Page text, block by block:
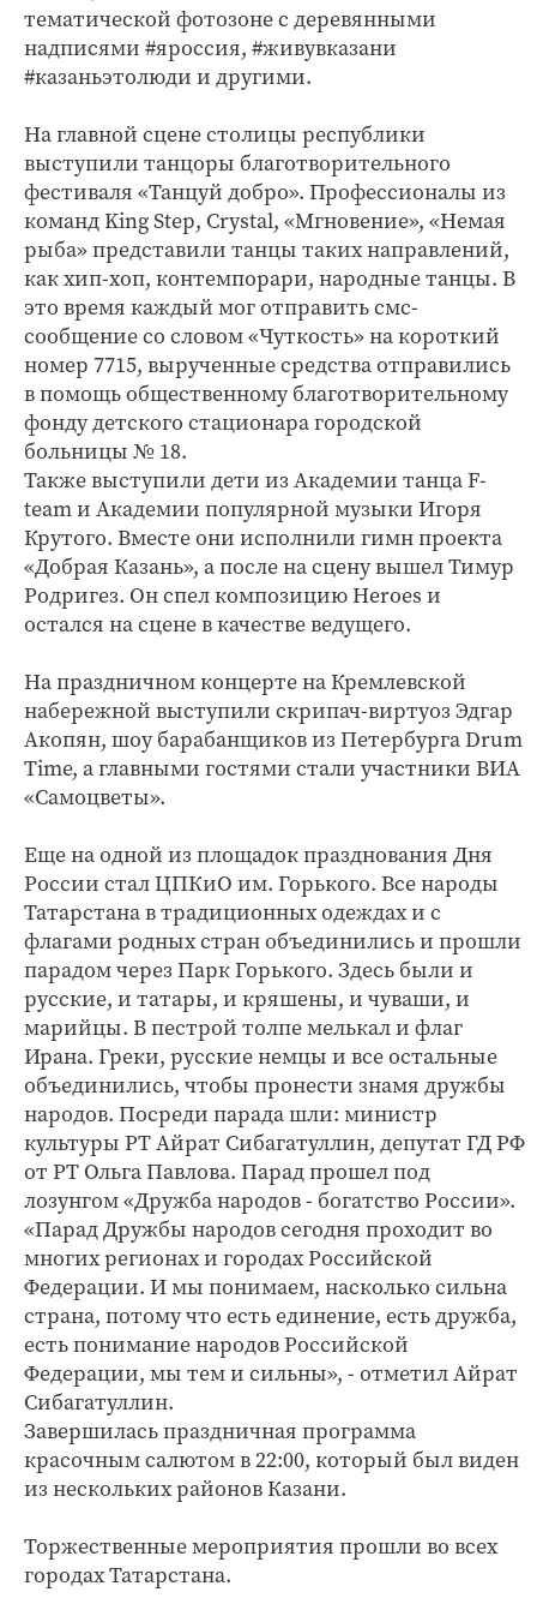
тематической фотозоне с деревянными
надписями #яроссия, #живувказани
#казаньэтолюди и другими.
На главной сцене столицы республики
выступили танцоры благотворительного
фестиваля «Танцуй добро». Профессионалы из
команд King Step, Crystal, «Мгновение», «Немая
рыба» представили танцы таких направлений,
как хип-хоп, контемпорари, народные танцы. В
это время каждый мог отправить смс-
сообщение со словом «Чуткость» на короткий
номер 7715, вырученные средства отправились
в помощь общественному благотворительному
фонду детского стационара городской
больницы № 18.
Также выступили дети из Академии танца F-
team и Академии популярной музыки Игоря
Крутого. Вместе они исполнили гимн проекта
«Добрая Казань», а после на сцену вышел Тимур
Родригез. Он спел композицию Heroes и
остался на сцене в качестве ведущего.
На праздничном концерте на Кремлевской
набережной выступили скрипач-виртуоз Эдгар
Акопян, шоу барабанщиков из Петербурга Drum
Time, а главными гостями стали участники ВИА
«Самоцветы».
Еще на одной из площадок празднования Дня
России стал ЦПКиО им. Горького. Все народы
Татарстана в традиционных одеждах и с
флагами родных стран объединились и прошли
парадом через Парк Горького. Здесь были и
русские, и татары, и кряшены, и чуваши, и
марийцы. В пестрой толпе мелькал и флаг
Ирана. Греки, русские немцы и все остальные
объединились, чтобы пронести знамя дружбы
народов. Посреди парада шли: министр
культуры РТ Айрат Сибагатуллин, депутат ГД РФ
от РТ Ольга Павлова. Парад прошел под
лозунгом «Дружба народов - богатство России».
«Парад Дружбы народов сегодня проходит во
многих регионах и городах Российской
Федерации. И мы понимаем, насколько сильна
страна, потому что есть единение, есть дружба,
есть понимание народов Российской
Федерации, мы тем и сильны», - отметил Айрат
Сибагатуллин.
Завершилась праздничная программа
красочным салютом в 22:00, который был виден
из нескольких районов Казани.
Торжественные мероприятия прошли во всех
городах Татарстана.